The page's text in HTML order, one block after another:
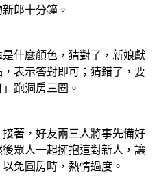
郎十分鐘。
什麼顏色，猜對了，新娘獻
表示答對即可；猜錯了，要
跑洞房三圈。
著，好友兩三人將事先備好
眾人一起擁抱這對新人，讓
免圓房時，熱情過度。